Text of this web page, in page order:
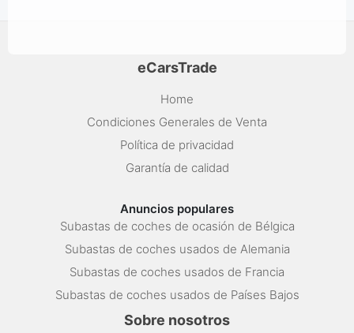
eCarsTrade
Home
Condiciones Generales de Venta
Política de privacidad
Garantía de calidad
Anuncios populares
Subastas de coches de ocasión de Bélgica
Subastas de coches usados de Alemania
Subastas de coches usados de Francia
Subastas de coches usados de Países Bajos
Sobre nosotros